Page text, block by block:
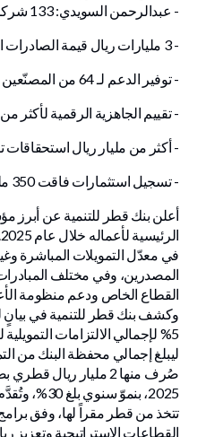
- عبدالرحمن السويدي: 133 شركة في برامج الاحتضان والتسريع
- 3 مليارات ريال قيمة الصادرات المدعومة من البنك
- توفير الدعم لـ 64 من المصنّعين عبر جاهز 1 وجاهز 2
- تقييم الجاهزية الرقمية لأكثر من 185 شركة ومصنعا
- أكثر من مليار ريال استحقاقات
- تسجيل استثمارات فاقت 350 مليون ريال
أعلن بنك قطر للتنمية عن أبرز
في معدّل التمويلات المباشرة
المصدرين، وفي مختلف
القطاع الخاص ودعم منظومة
وكشف بنك قطر للتنمية في
صُرف منها 2 مليار ريال
2025، بنموّ
تتخذ من قطر مقراً لها، وفق
القطاعات الاستراتيجية وتعزيز